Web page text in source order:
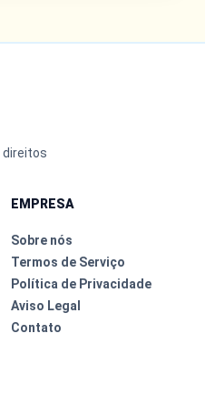
direitos
EMPRESA
Sobre nós
Termos de Serviço
Política de Privacidade
Aviso Legal
Contato